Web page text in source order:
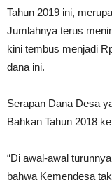
Tahun 2019 ini,
Jumlahnya terus
kini tembus menjadi
dana ini.
Serapan Dana Desa
Bahkan Tahun 2018
“Di awal-awal
bahwa Kemendesa